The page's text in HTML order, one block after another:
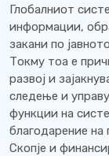
Глобалниот
информации,
закани по
Токму тоа е
развој и
следење и
функции на
благодарение
Скопје и